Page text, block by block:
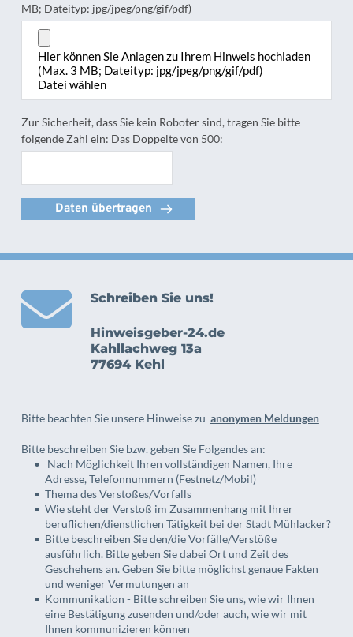
MB; Dateityp: jpg/jpeg/png/gif/pdf)
Hier können Sie Anlagen zu Ihrem Hinweis hochladen
(Max. 3 MB; Dateityp: jpg/jpeg/png/gif/pdf)
Datei wählen
Zur Sicherheit, dass Sie kein Roboter sind, tragen Sie bitte
folgende Zahl ein: Das Doppelte von 500:
Daten übertragen
Schreiben Sie uns!
Hinweisgeber-24.de
Kahllachweg 13a
77694 Kehl
Bitte beachten Sie unsere Hinweise zu anonymen Meldungen
Bitte beschreiben Sie bzw. geben Sie Folgendes an:
Nach Möglichkeit Ihren vollständigen Namen, Ihre
Adresse, Telefonnummern (Festnetz/Mobil)
Thema des Verstoßes/Vorfalls
Wie steht der Verstoß im Zusammenhang mit Ihrer
beruflichen/dienstlichen Tätigkeit bei der Stadt Mühlacker?
Bitte beschreiben Sie den/die Vorfälle/Verstöße
ausführlich. Bitte geben Sie dabei Ort und Zeit des
Geschehens an. Geben Sie bitte möglichst genaue Fakten
und weniger Vermutungen an
Kommunikation - Bitte schreiben Sie uns, wie wir Ihnen
eine Bestätigung zusenden und/oder auch, wie wir mit
Ihnen kommunizieren können